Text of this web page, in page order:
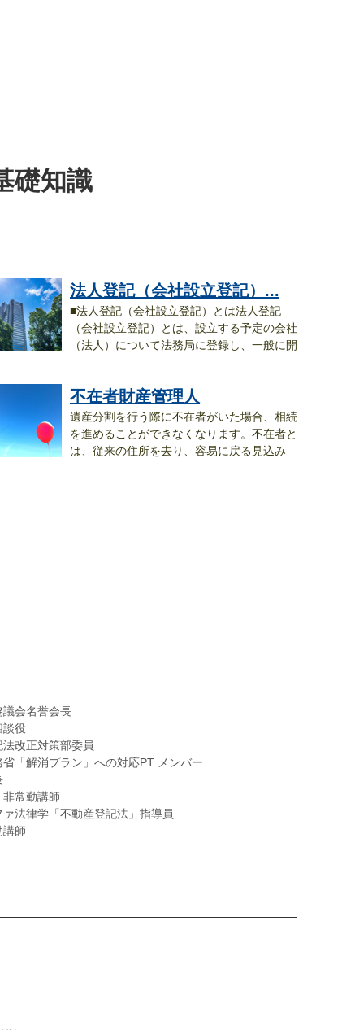
礎知識
法人登記（会社設立登記）...
■法人登記（会社設立登記）とは法人登記
（会社設立登記）とは、設立する予定の会社
（法人）について法務局に登録し、一般に開
不在者財産管理人
遺産分割を行う際に不在者がいた場合、相続
を進めることができなくなります。不在者と
は、従来の住所を去り、容易に戻る見込み
会名誉会長
談役
改正対策部委員
「解消プラン」への対応PT メンバー
常勤講師
法律学「不動産登記法」指導員
講師